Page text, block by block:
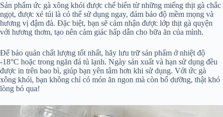
Sản phẩm ức gà xông khói được chế biến từ những miếng thịt gà chắc
ngọt, được xé túi là có thể sử dụng ngay, đảm bảo độ mềm mọng và
hương vị đậm đà. Đặc biệt, bạn sẽ cảm nhận được lớp thịt gà quyện
với hương thơm, tạo nên cảm giác hấp dẫn cho bữa ăn của mình.
Để bảo quản chất lượng tốt nhất, hãy lưu trữ sản phẩm ở nhiệt độ
-18°C hoặc trong ngăn đá tủ lạnh. Ngày sản xuất và hạn sử dụng đều
được in trên bao bì, giúp bạn yên tâm hơn khi sử dụng. Với ức gà
xông khói, bạn không chỉ có món ăn ngon mà còn bổ dưỡng, thật khó
lòng bỏ qua!